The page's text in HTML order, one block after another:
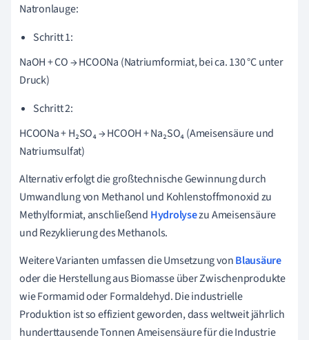
Natronlauge:
Schritt 1:
NaOH + CO → HCOONa (Natriumformiat, bei ca. 130 °C unter
Druck)
Schritt 2:
HCOONa + H₂SO₄ → HCOOH + Na₂SO₄ (Ameisensäure und
Natriumsulfat)
Alternativ erfolgt die großtechnische Gewinnung durch
Umwandlung von Methanol und Kohlenstoffmonoxid zu
Methylformiat, anschließend Hydrolysezu Ameisensäure
und Rezyklierung des Methanols.
Weitere Varianten umfassen die Umsetzung vonBlausäure
oder die Herstellung aus Biomasse über Zwischenprodukte
wie Formamid oder Formaldehyd. Die industrielle
Produktion ist so effizient geworden, dass weltweit jährlich
hunderttausende Tonnen Ameisensäure für die Industrie